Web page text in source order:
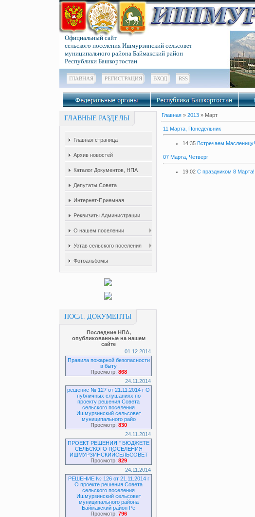
Официальный сайт
сельского поселения Ишмурзинский сельсовет
муниципального района Баймакский район
Республики Башкортостан
ГЛАВНАЯ РЕГИСТРАЦИЯ ВХОД RSS
ГЛАВНЫЕ РАЗДЕЛЫ
Главная страница
Архив новостей
Каталог Документов, НПА
Депутаты Совета
Интернет-Приемная
Реквизиты Администрации
О нашем поселении
Устав сельского поселения
Фотоальбомы
ПОСЛ. ДОКУМЕНТЫ
Последние НПА,
опубликованные на нашем
сайте
01.12.2014
Правила пожарной безопасности
в быту
Просмотр: 868
24.11.2014
решение № 127 от 21.11.2014 г О
публичных слушаниях по
проекту решения Совета
сельского поселения
Ишмурзинский сельсовет
муниципального райо
Просмотр: 830
24.11.2014
ПРОЕКТ РЕШЕНИЯ " БЮДЖЕТЕ
СЕЛЬСКОГО ПОСЕЛЕНИЯ
ИШМУРЗИНСКИЙСЕЛЬСОВЕТ
Просмотр: 829
24.11.2014
РЕШЕНИЕ № 126 от 21.11.2014 г
О проекте решения Совета
сельского поселения
Ишмурзинский сельсовет
муниципального района
Баймакский район Ре
Просмотр: 796
Главная » 2013 » Март
11 Марта, Понедельник
14:35 Встречаем Масленицу!
07 Марта, Четверг
19:02 С праздником 8 Марта!